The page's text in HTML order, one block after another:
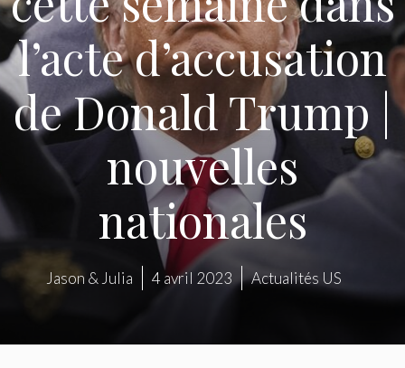
l’acte d’accusation
de Donald Trump |
nouvelles
nationales
Jason & Julia 4 avril 2023 Actualités US